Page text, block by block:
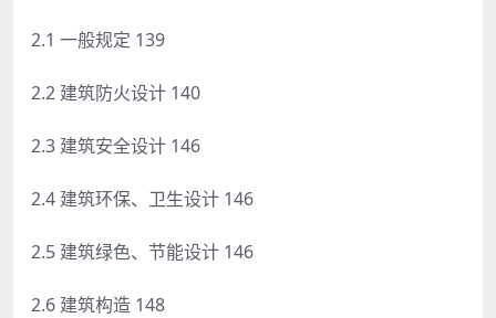
2.1 一般规定 139
2.2 建筑防火设计 140
2.3 建筑安全设计 146
2.4 建筑环保、卫生设计 146
2.5 建筑绿色、节能设计 146
2.6 建筑构造 148